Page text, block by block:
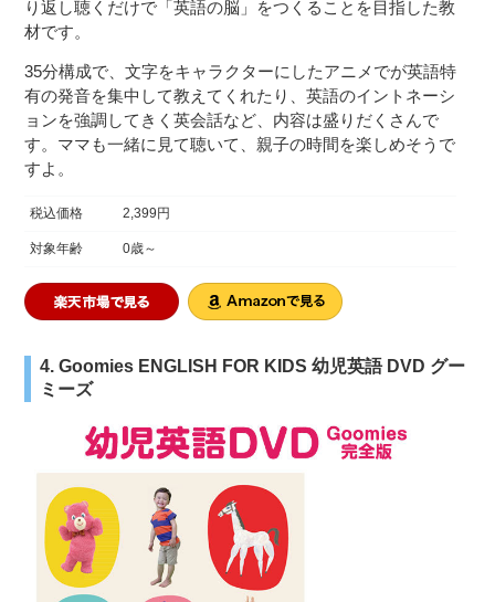
り返し聴くだけで「英語の脳」をつくることを目指した教
材です。
35分構成で、文字をキャラクターにしたアニメでが英語特
有の発音を集中して教えてくれたり、英語のイントネーシ
ョンを強調してきく英会話など、内容は盛りだくさんで
す。ママも一緒に見て聴いて、親子の時間を楽しめそうで
すよ。
税込価格 2,399円
対象年齢 0歳～
4. Goomies ENGLISH FOR KIDS 幼児英語 DVD グー
ミーズ